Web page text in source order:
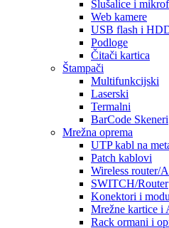
Slušalice i
Web kamere
USB flash i
Podloge
Čitači kartica
Štampači
Multifunkcijski
Laserski
Termalni
BarCode Skeneri
Mrežna oprema
UTP kabl na
Patch kablovi
Wireless router/
SWITCH/Router
Konektori i
Mrežne kartice i
Rack ormani i